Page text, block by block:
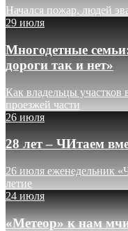
Начался пожар, людей
29 июля
Многодетные
дороги так и нет»
Как владельцы участков
проезжей части
26 июля
28 лет – ЧИтаем
26 июля еженедельник
летие
24 июля
«Метеор» к нам